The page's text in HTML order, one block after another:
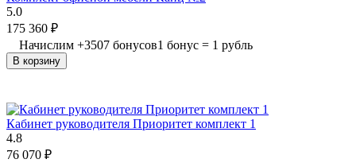
5.0
175 360 ₽
Начислим +3507 бонусов1 бонус = 1 рубль
В корзину
Кабинет руководителя Приоритет комплект 1
4.8
76 070 ₽